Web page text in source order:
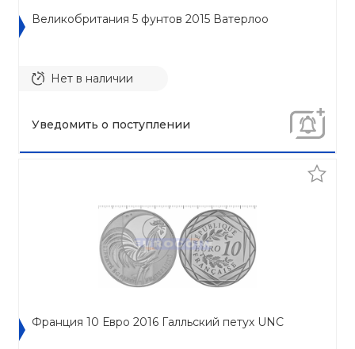
Великобритания 5 фунтов 2015 Ватерлоо
Нет в наличии
Уведомить о поступлении
Франция 10 Евро 2016 Галльский петух UNC